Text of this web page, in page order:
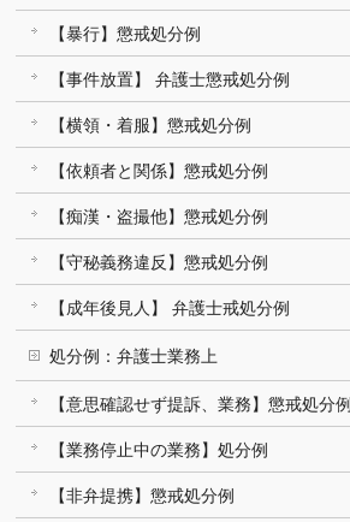
【暴行】懲戒処分例
【事件放置】 弁護士懲戒処分例
【横領・着服】懲戒処分例
【依頼者と関係】懲戒処分例
【痴漢・盗撮他】懲戒処分例
【守秘義務違反】懲戒処分例
【成年後見人】 弁護士戒処分例
処分例：弁護士業務上
【意思確認せず提訴、業務】懲戒処分例
【業務停止中の業務】処分例
【非弁提携】懲戒処分例